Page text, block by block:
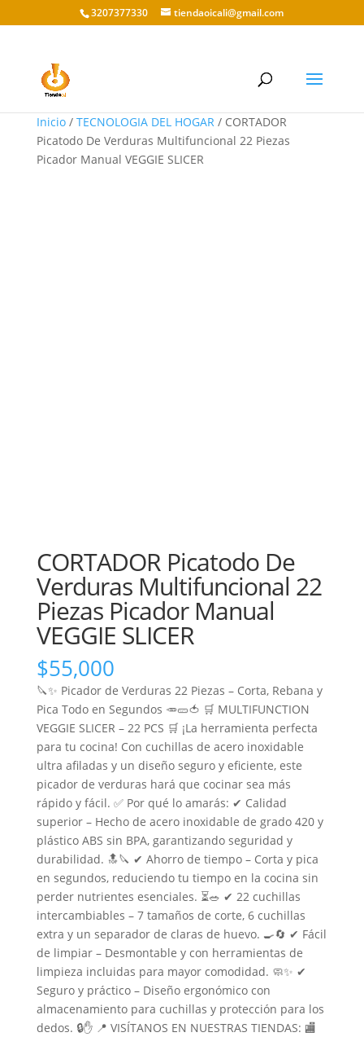
3207377330 tiendaoicali@gmail.com
Inicio/ TECNOLOGIA DEL HOGAR/ CORTADOR
Picatodo De Verduras Multifuncional 22 Piezas
Picador Manual VEGGIE SLICER
CORTADOR Picatodo De
Verduras Multifuncional 22
Piezas Picador Manual
VEGGIE SLICER
$55,000
🔪✨ Picador de Verduras 22 Piezas – Corta, Rebana y
Pica Todo en Segundos 🥕🥒🍅 🛒 MULTIFUNCTION
VEGGIE SLICER – 22 PCS 🛒 ¡La herramienta perfecta
para tu cocina! Con cuchillas de acero inoxidable
ultra afiladas y un diseño seguro y eficiente, este
picador de verduras hará que cocinar sea más
rápido y fácil. ✅ Por qué lo amarás: ✔ Calidad
superior – Hecho de acero inoxidable de grado 420 y
plástico ABS sin BPA, garantizando seguridad y
durabilidad. 🔝🔪 ✔ Ahorro de tiempo – Corta y pica
en segundos, reduciendo tu tiempo en la cocina sin
perder nutrientes esenciales. ⏳🥗 ✔ 22 cuchillas
intercambiables – 7 tamaños de corte, 6 cuchillas
extra y un separador de claras de huevo. 🍳🔄 ✔ Fácil
de limpiar – Desmontable y con herramientas de
limpieza incluidas para mayor comodidad. 🧼✨ ✔
Seguro y práctico – Diseño ergonómico con
almacenamiento para cuchillas y protección para los
dedos. 🔒✋ 📍 VISÍTANOS EN NUESTRAS TIENDAS: 🏬